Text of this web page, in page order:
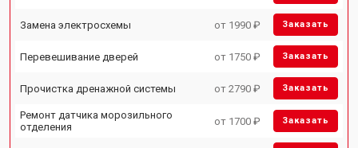
Замена электросхемы от 1990 ₽ Заказать
Перевешивание дверей от 1750 ₽ Заказать
Прочистка дренажной системы от 2790 ₽ Заказать
Ремонт датчика морозильного
отделения
от 1700 ₽ Заказать